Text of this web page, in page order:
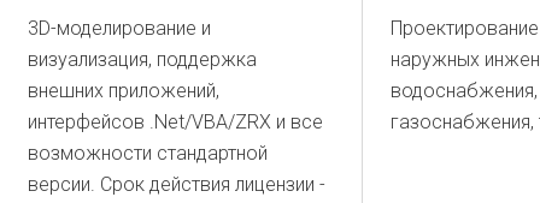
3D-моделирование и
визуализация, поддержка
внешних приложений,
интерфейсов .Net/VBA/ZRX и все
возможности стандартной
версии. Срок действия лицензии -
наружных
водоснабжения,